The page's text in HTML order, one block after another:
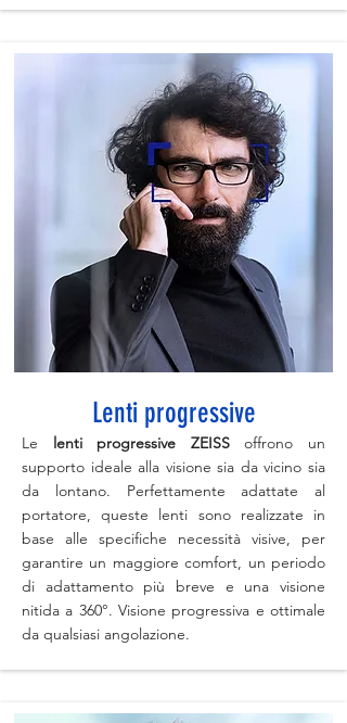
Lenti progressive
Le lenti progressive ZEISSoffrono un
supporto ideale alla visione sia da vicino sia
da lontano. Perfettamente adattate al
portatore, queste lenti sono realizzate in
base alle specifiche necessità visive, per
garantire un maggiore comfort, un periodo
di adattamento più breve e una visione
nitida a 360°. Visione progressiva e ottimale
da qualsiasi angolazione.